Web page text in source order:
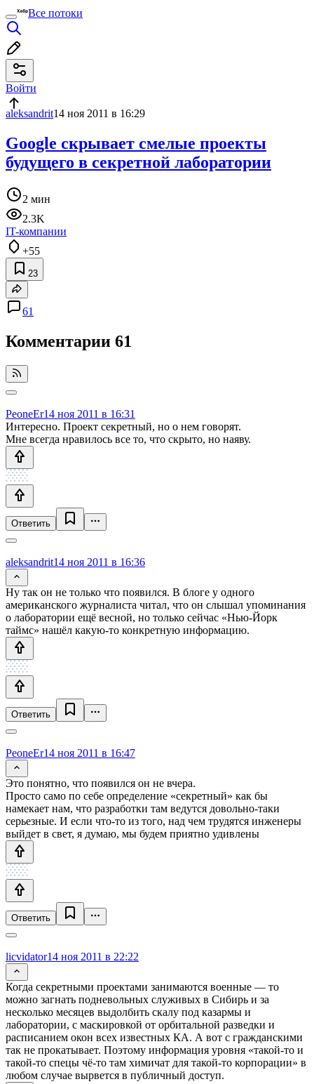
Все потоки
Войти
aleksandrit14 ноя 2011 в 16:29
Google скрывает смелые проекты
будущего в секретной лаборатории
2 мин
2.3K
IT-компании
+55
23
61
Комментарии 61
PeoneEr14 ноя 2011 в 16:31
Интересно. Проект секретный, но о нем говорят.
Мне всегда нравилось все то, что скрыто, но наяву.
Ответить
aleksandrit14 ноя 2011 в 16:36
Ну так он не только что появился. В блоге у одного
американского журналиста читал, что он слышал упоминания
о лаборатории ещё весной, но только сейчас «Нью-Йорк
таймс» нашёл какую-то конкретную информацию.
Ответить
PeoneEr14 ноя 2011 в 16:47
Это понятно, что появился он не вчера.
Просто само по себе определение «секретный» как бы
намекает нам, что разработки там ведутся довольно-таки
серьезные. И если что-то из того, над чем трудятся инженеры
выйдет в свет, я думаю, мы будем приятно удивлены
Ответить
licvidator14 ноя 2011 в 22:22
Когда секретными проектами занимаются военные — то
можно загнать подневольных служивых в Сибирь и за
несколько месяцев выдолбить скалу под казармы и
лаборатории, с маскировкой от орбитальной разведки и
расписанием окон всех известных КА. А вот с гражданскими
так не прокатывает. Поэтому информация уровня «такой-то и
такой-то спецы чё-то там химичат для такой-то корпорации» в
любом случае вырвется в публичный доступ.